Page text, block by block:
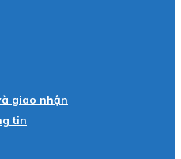
giao nhận
tin